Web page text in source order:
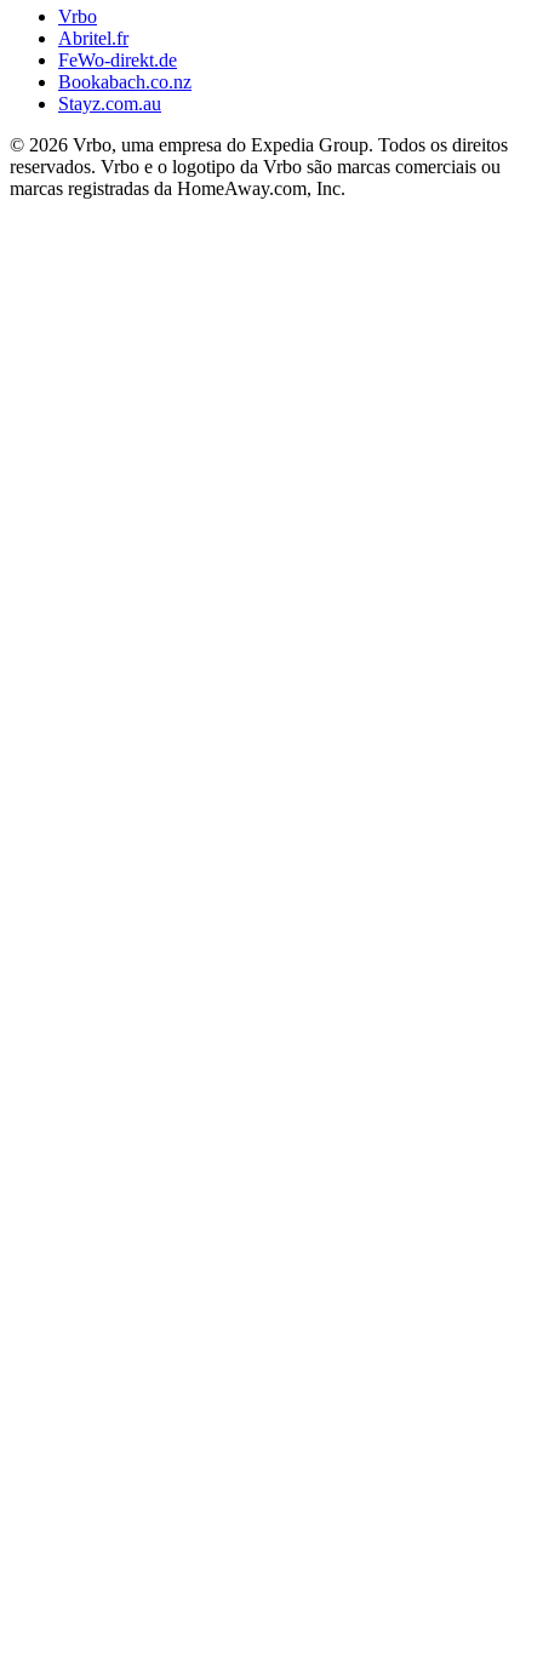
Vrbo
Abritel.fr
FeWo-direkt.de
Bookabach.co.nz
Stayz.com.au
© 2026 Vrbo, uma empresa do Expedia Group. Todos os direitos
reservados. Vrbo e o logotipo da Vrbo são marcas comerciais ou
marcas registradas da HomeAway.com, Inc.